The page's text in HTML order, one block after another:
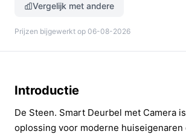
Vergelijk met andere
Prijzen bijgewerkt op 06-08-2026
Introductie
De Steen. Smart Deurbel met Camera
oplossing voor moderne huiseigenaren